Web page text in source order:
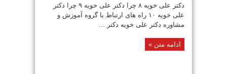
دکتر علی خویه ۸ چرا دکتر علی خویه ۹ چرا دکتر
علی خویه ۱۰ راه های ارتباط با گروه آموزش و
مشاوره دکتر علی خویه دکتر ...
ادامه متن »